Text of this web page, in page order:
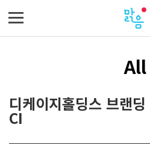
All
디케이지홀딩스 브랜
CI